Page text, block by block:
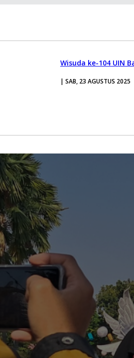
Wisuda ke-104 UIN
| SAB, 23 AGUSTUS 2025